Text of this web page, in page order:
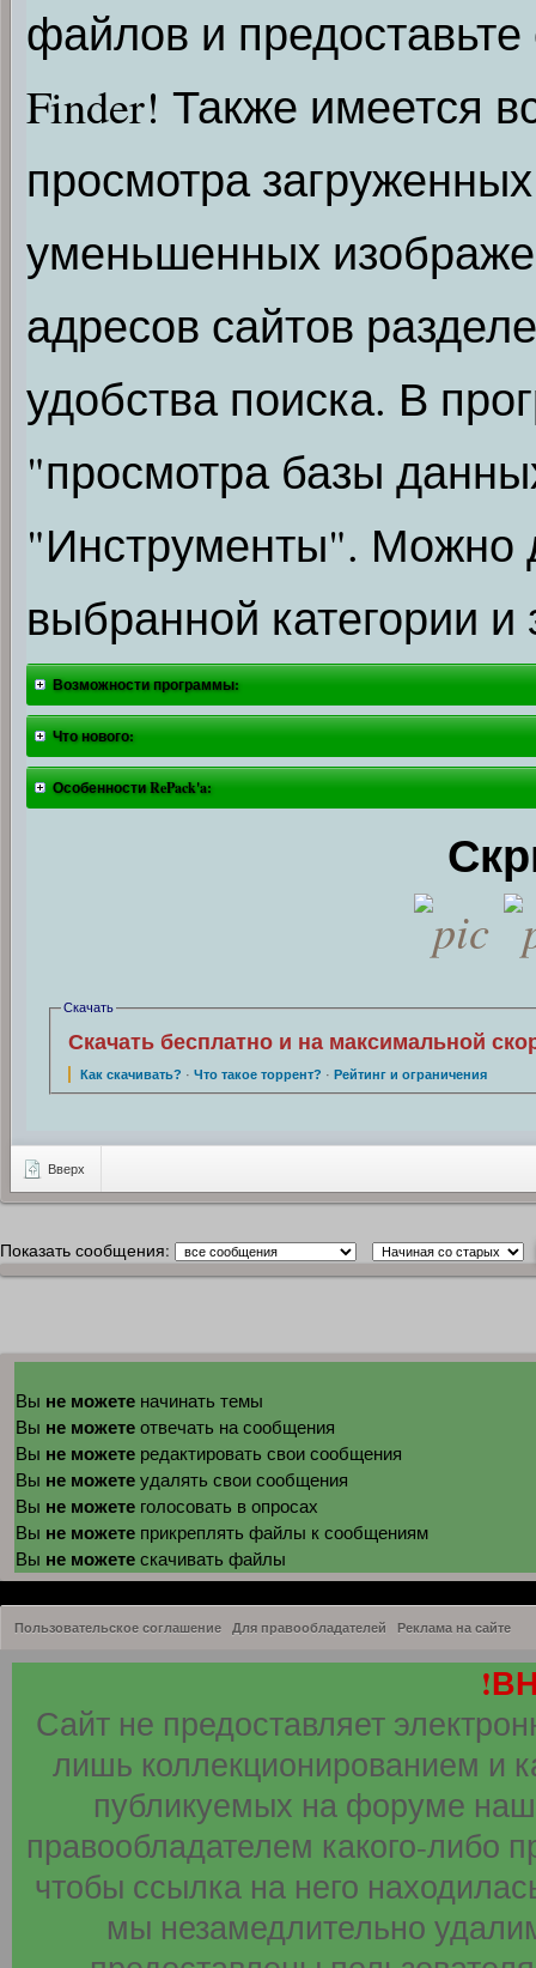
файлов и предоставьте
Finder! Также имеется
просмотра
уменьшенных
адресов сайтов
удобства поиска. В
"просмотра базы
"Инструменты". Можно
выбранной категории и
Возможности программы:
Что нового:
Особенности RePack'a:
Скачать
Скачать бесплатно и на максимальной
Как скачивать? ·Что такое торрент? ·Рейтинг и ограничения
Вверх
Показать сообщения:
Вы не можете начинать темы
Вы не можете отвечать на сообщения
Вы не можете редактировать свои сообщения
Вы не можете удалять свои сообщения
Вы не можете голосовать в опросах
Вы не можете прикреплять файлы к сообщениям
Вы не можете скачивать файлы
Пользовательское соглашение Для правообладателей Реклама на сайте
Сайт не предоставляет
лишь коллекционированием и
публикуемых на форуме
правообладателем какого-либо
чтобы ссылка на него
мы незамедлительно